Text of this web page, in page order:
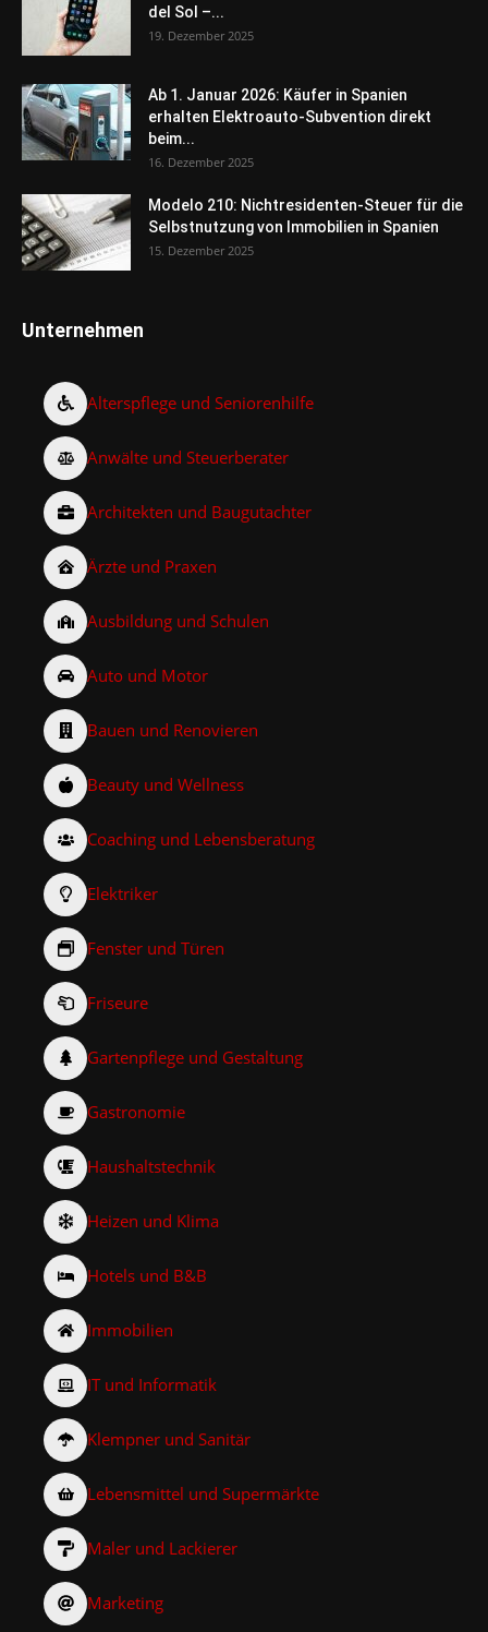
del Sol –...
19. Dezember 2025
Ab 1. Januar 2026: Käufer in Spanien
erhalten Elektroauto-Subvention direkt
beim...
16. Dezember 2025
Modelo 210: Nichtresidenten-Steuer für die
Selbstnutzung von Immobilien in Spanien
15. Dezember 2025
Unternehmen
Alterspflege und Seniorenhilfe
Anwälte und Steuerberater
Architekten und Baugutachter
Ärzte und Praxen
Ausbildung und Schulen
Auto und Motor
Bauen und Renovieren
Beauty und Wellness
Coaching und Lebensberatung
Elektriker
Fenster und Türen
Friseure
Gartenpflege und Gestaltung
Gastronomie
Haushaltstechnik
Heizen und Klima
Hotels und B&B
Immobilien
IT und Informatik
Klempner und Sanitär
Lebensmittel und Supermärkte
Maler und Lackierer
Marketing